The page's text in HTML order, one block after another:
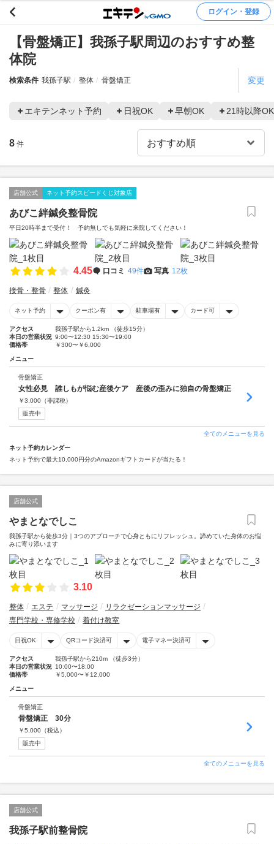
ログイン・登録
【骨盤矯正】我孫子駅周辺のおすすめ整
体院
検索条件 我孫子駅 整体 骨盤矯正 変更
エキテンネット予約 日祝OK 早朝OK 21時以降OK
8 件
店舗公式 ネット予約スピードくじ対象店
あびこ絆鍼灸整骨院
平日20時半まで受付！ 予約無しでも気軽に来院してください！
4.45 口コミ 49件 写真 12枚
接骨・整骨 整体 鍼灸
ネット予約 クーポン有 駐車場有 カード可
アクセス
我孫子駅から1.2km （徒歩15分）
本日の営業状況 9:00〜12:30 15:30〜19:00
価格帯
￥300〜￥6,000
メニュー
骨盤矯正
女性必見 誰しもが悩む産後ケア 産後の歪みに独自の骨盤矯正
￥3,000 （非課税）
販売中
全てのメニューを見る
ネット予約カレンダー
ネット予約で最大10,000円分のAmazonギフトカードが当たる！
店舗公式
やまとなでしこ
我孫子駅から徒歩3分｜3つのアプローチで心身ともにリフレッシュ。諦めていた身体のお悩
みに寄り添います
3.10
整体 エステ マッサージ
リラクゼーションマッサージ
専門学校・専修学校
着付け教室
日祝OK QRコード決済可 電子マネー決済可
アクセス
我孫子駅から210m （徒歩3分）
本日の営業状況 10:00〜18:00
価格帯
￥5,000〜￥12,000
メニュー
骨盤矯正
骨盤矯正 30分
￥5,000 （税込）
販売中
全てのメニューを見る
店舗公式
我孫子駅前整骨院